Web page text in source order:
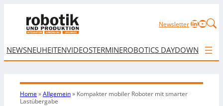
NewsletterLinkedIn
NEWSNEUHEITENVIDEOSTERMINEROBOTICS DAYDOWNLOAD
Home»Allgemein» Kompakter mobiler Roboter mit smarter
Lastübergabe